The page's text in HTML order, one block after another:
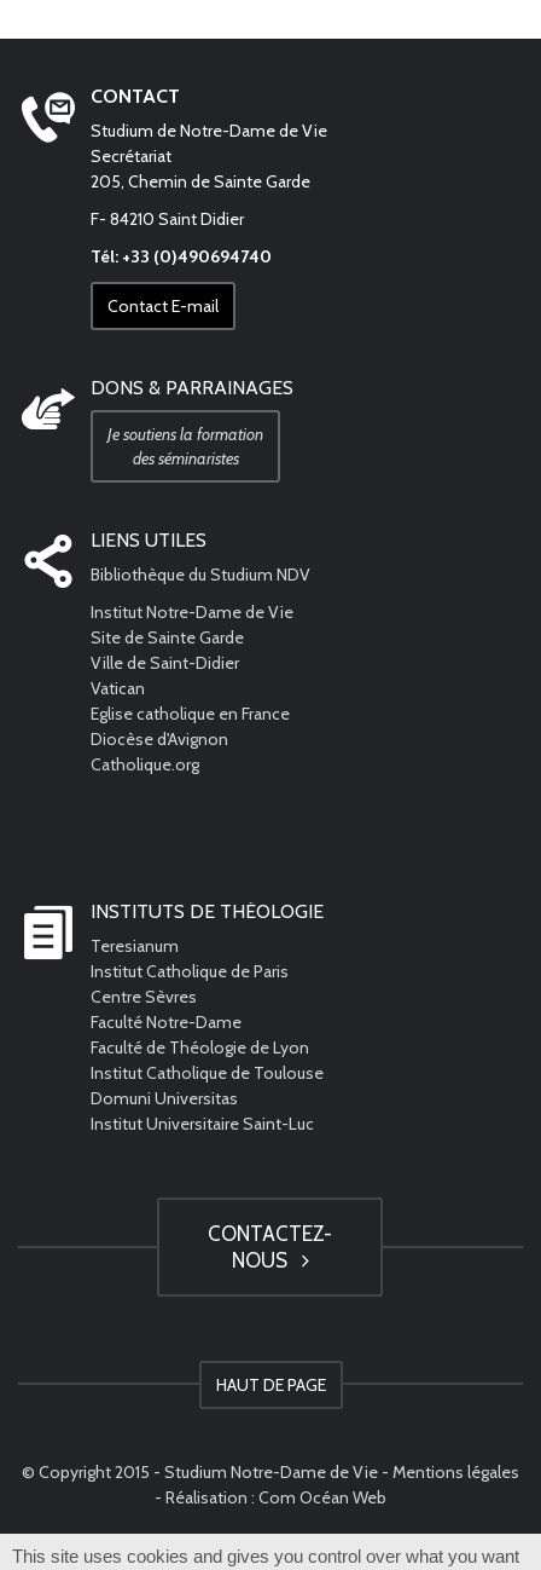
CONTACT
Studium de Notre-Dame de Vie
Secrétariat
205, Chemin de Sainte Garde
F- 84210 Saint Didier
Tél: +33 (0)490694740
Contact E-mail
DONS & PARRAINAGES
Je soutiens la formation
des séminaristes
LIENS UTILES
Bibliothèque du Studium NDV
Institut Notre-Dame de Vie
Site de Sainte Garde
Ville de Saint-Didier
Vatican
Eglise catholique en France
Diocèse d'Avignon
Catholique.org
INSTITUTS DE THÉOLOGIE
Teresianum
Institut Catholique de Paris
Centre Sèvres
Faculté Notre-Dame
Faculté de Théologie de Lyon
Institut Catholique de Toulouse
Domuni Universitas
Institut Universitaire Saint-Luc
CONTACTEZ-
NOUS
HAUT DE PAGE
© Copyright 2015 - Studium Notre-Dame de Vie - Mentions légales
- Réalisation : Com Océan Web
This site uses cookies and gives you control over what you want